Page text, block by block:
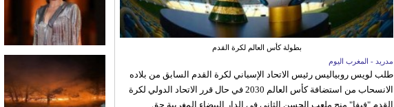
بطولة كأس العالم لكرة القدم
مدريد - المغرب اليوم
طلب لويس روبياليس رئيس الاتحاد الإسباني لكرة القدم السابق من بلاده
الانسحاب من استضافة كأس العالم 2030 في حال قرر الاتحاد الدولي لكرة
القدم "فيفا" منح ملعب الحسن الثاني في الدار البيضاء المغربية حق